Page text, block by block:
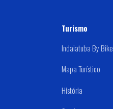
Turismo
Indaiatuba By Bike
Mapa Turístico
História